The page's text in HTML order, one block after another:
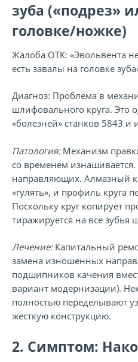
зуба («подрез»
головке/ножке)
Жалоба ОТК: «Эвольвента
есть завалы на головке
Диагноз: Проблема в
шлифовального круга. Это
«болезней» станков 5843 и
Патология:Механизм
со временем
направляющих. Алмазный
«гулять», и профиль круга
Поскольку круг копирует
тиражируется на все зубья
Лечение:Капитальный
замена изношенных
подшипников качения
вариант модернизации).
полностью переделывают
жесткую конструкцию.
2. Симптом: